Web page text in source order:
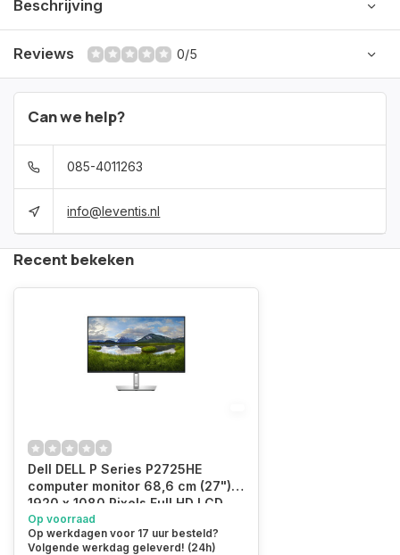
Beschrijving
Reviews 0/5
Can we help?
085-4011263
info@leventis.nl
Recent bekeken
Dell DELL P Series P2725HE
computer monitor 68,6 cm (27")
1920 x 1080 Pixels Full HD LCD
Zwart
Op voorraad
Op werkdagen voor 17 uur besteld?
Volgende werkdag geleverd! (24h)